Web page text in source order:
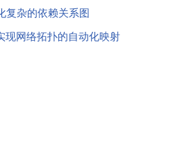
复杂的依赖关系图
现网络拓扑的自动化映射